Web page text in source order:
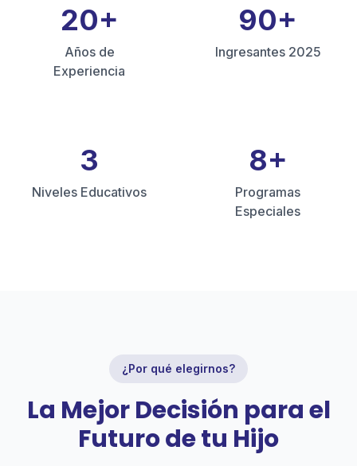
20+
Años de
Experiencia
90+
Ingresantes 2025
3
Niveles Educativos
8+
Programas
Especiales
¿Por qué elegirnos?
La Mejor Decisión para el
Futuro de tu Hijo